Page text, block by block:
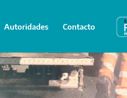
Autoridades Contacto